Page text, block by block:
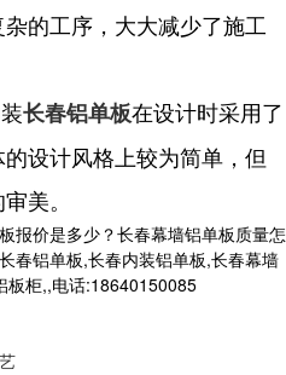
的工序，大大减少了施工
长春铝单板在设计时采用了
设计风格上较为简单，但
美。
报价是多少？长春幕墙铝单板质量怎
春铝单板,长春内装铝单板,长春幕墙
板柜,,电话:18640150085